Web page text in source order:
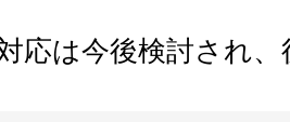
応は今後検討され、